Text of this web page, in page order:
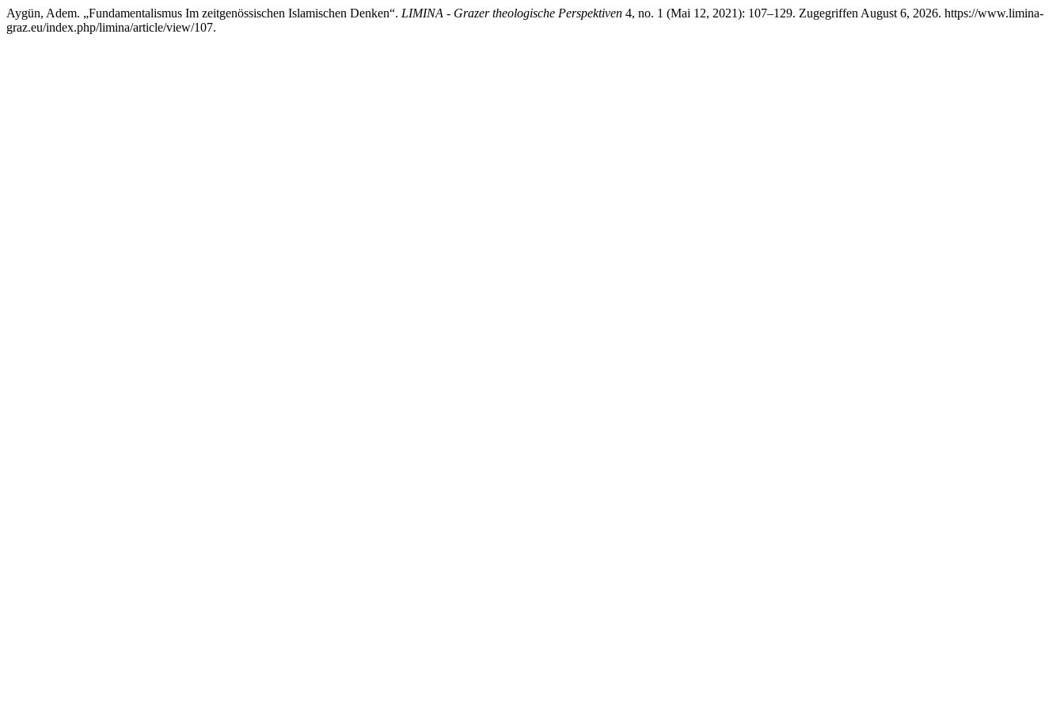
Aygün, Adem. „Fundamentalismus Im zeitgenössischen Islamischen Denken“. LIMINA - Grazer theologische Perspektiven 4, no. 1 (Mai 12, 2021): 107–129. Zugegriffen August 6, 2026. https://www.limina-
graz.eu/index.php/limina/article/view/107.